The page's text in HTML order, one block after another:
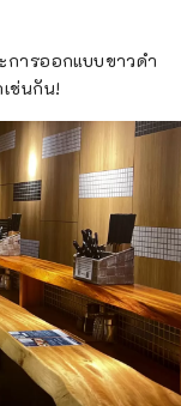
การออกแบบขาวดำ
ช่นกัน!